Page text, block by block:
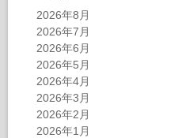
2026年8月
2026年7月
2026年6月
2026年5月
2026年4月
2026年3月
2026年2月
2026年1月